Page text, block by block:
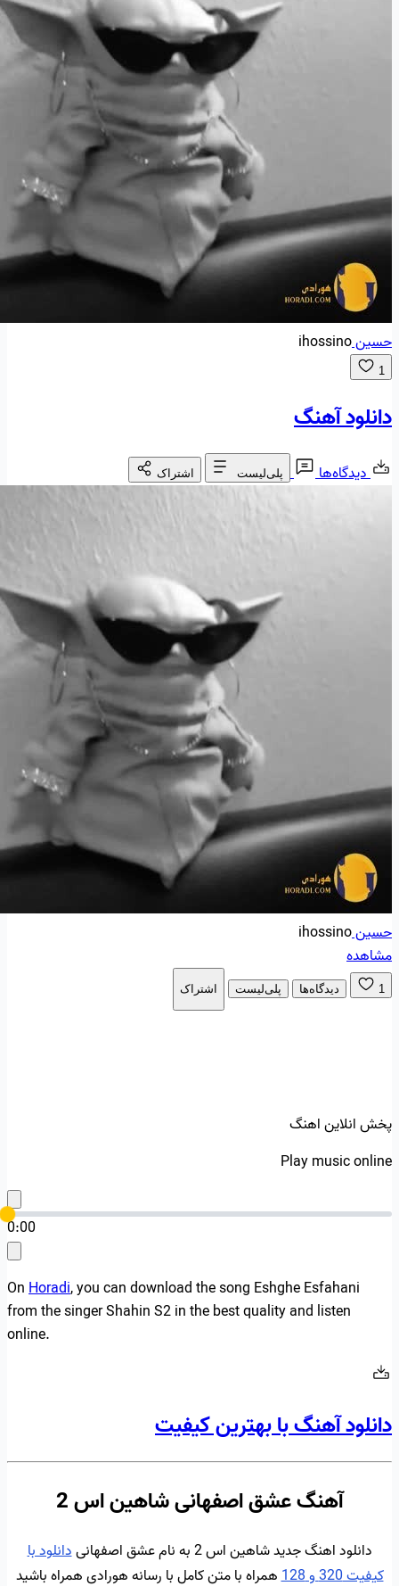
حسینihossino
1
دانلود آهنگ
دیدگاه‌ها پلی‌لیست اشتراک
حسینihossino
مشاهده
1 دیدگاه‌ها پلی‌لیست اشتراک
پخش انلاین اهنگ
Play music online
0:00
OnHoradi, you can download the song Eshghe Esfahani
from the singer Shahin S2 in the best quality and listen
online.
دانلود آهنگ با بهترین کیفیت
آهنگ عشق اصفهانی شاهین اس 2
دانلود اهنگ جدید شاهین اس 2 به نام عشق اصفهانی
دانلود با
کیفیت 320 و 128
همراه با متن کامل با رسانه هورادی همراه باشید